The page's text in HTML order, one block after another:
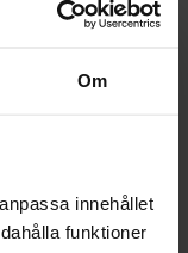
Om
innehållet
funktioner